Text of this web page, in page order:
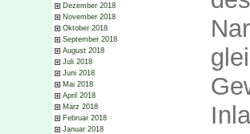
Dezember 2018
November 2018
Oktober 2018
September 2018
August 2018
Juli 2018
Juni 2018
Mai 2018
April 2018
März 2018
Februar 2018
Januar 2018